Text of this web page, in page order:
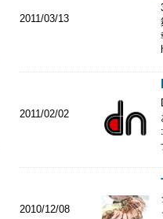
2011/03/13
2011/02/02
2010/12/08